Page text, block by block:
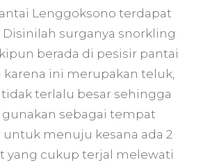
Lenggoksono terdapat
Disinilah surganya snorkling
berada di pesisir pantai
ini merupakan teluk,
terlalu besar sehingga
sebagai tempat
untuk menuju kesana ada 2
yang cukup terjal melewati